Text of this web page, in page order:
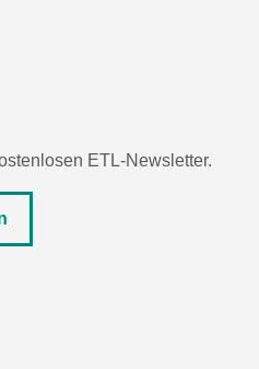
ETL-Newsletter.